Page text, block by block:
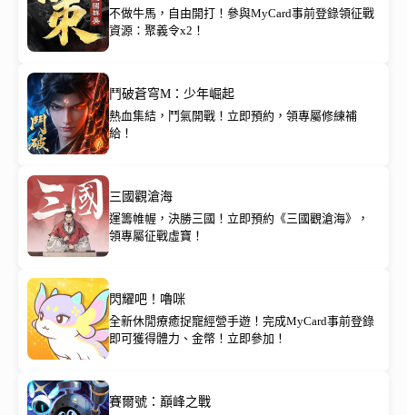
不做牛馬，自由開打！參與MyCard事前登錄領征戰
資源：聚義令x2！
鬥破蒼穹M：少年崛起
熱血集結，鬥氣開戰！立即預約，領專屬修練補
給！
三國觀滄海
運籌帷幄，決勝三國！立即預約《三國觀滄海》，
領專屬征戰虛寶！
閃耀吧！嚕咪
全新休閒療癒捉寵經營手遊！完成MyCard事前登錄
即可獲得體力、金幣！立即參加！
賽爾號：巔峰之戰